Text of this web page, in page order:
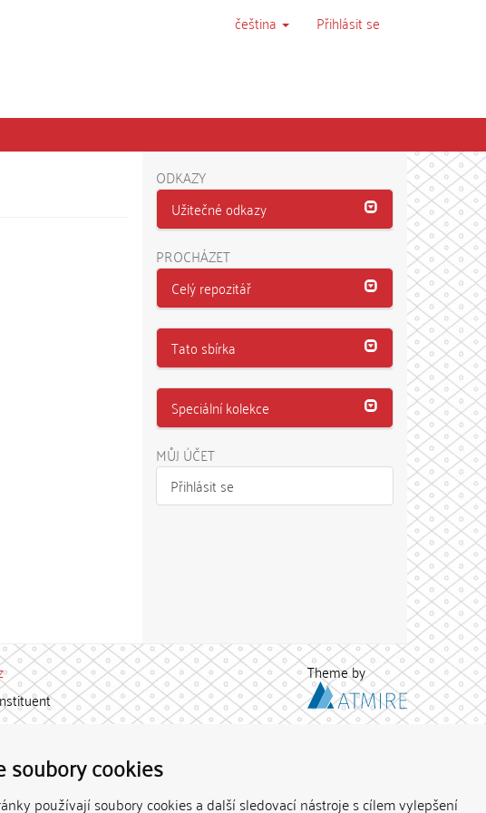
soubory cookies
používají soubory cookies a další sledovací nástroje s cílem vylepšení
čeština Přihlásit se
ODKAZY
Užitečné odkazy
PROCHÁZET
Celý repozitář
Tato sbírka
Speciální kolekce
MŮJ ÚČET
Přihlásit se
Theme by